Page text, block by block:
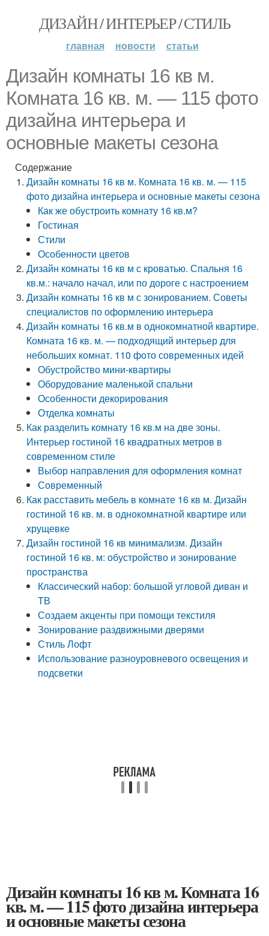
ДИЗАЙН / ИНТЕРЬЕР / СТИЛЬ
главная новости статьи
Дизайн комнаты 16 кв м.
Комната 16 кв. м. — 115 фото
дизайна интерьера и
основные макеты сезона
Содержание
Дизайн комнаты 16 кв м. Комната 16 кв. м. — 115
фото дизайна интерьера и основные макеты сезона
Как же обустроить комнату 16 кв.м?
Гостиная
Стили
Особенности цветов
Дизайн комнаты 16 кв м с кроватью. Спальня 16
кв.м.: начало начал, или по дороге с настроением
Дизайн комнаты 16 кв м с зонированием. Советы
специалистов по оформлению интерьера
Дизайн комнаты 16 кв.м в однокомнатной квартире.
Комната 16 кв. м. — подходящий интерьер для
небольших комнат. 110 фото современных идей
Обустройство мини-квартиры
Оборудование маленькой спальни
Особенности декорирования
Отделка комнаты
Как разделить комнату 16 кв.м на две зоны.
Интерьер гостиной 16 квадратных метров в
современном стиле
Выбор направления для оформления комнат
Современный
Как расставить мебель в комнате 16 кв м. Дизайн
гостиной 16 кв. м. в однокомнатной квартире или
хрущевке
Дизайн гостиной 16 кв минимализм. Дизайн
гостиной 16 кв. м: обустройство и зонирование
пространства
Классический набор: большой угловой диван и
ТВ
Создаем акценты при помощи текстиля
Зонирование раздвижными дверями
Стиль Лофт
Использование разноуровневого освещения и
подсветки
Дизайн комнаты 16 кв м. Комната 16
кв. м. — 115 фото дизайна интерьера
и основные макеты сезона